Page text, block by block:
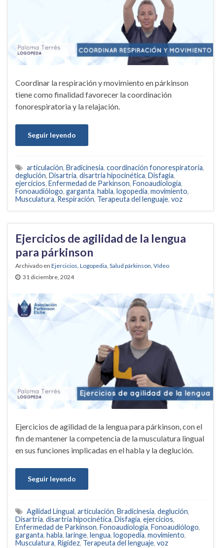
Coordinar la respiración y movimiento en párkinson
tiene como finalidad favorecer la coordinación
fonorespiratoria y la relajación.
Seguir leyendo
articulación, Bradicinesia, coordinación fonorespiratoria,
deglución, Disartria, disartria hipocinética, Disfagia,
ejercicios, Enfermedad de Parkinson, Fonoaudiología,
Fonoaudiólogo, garganta, habla, logopedia, movimiento,
Musculatura, Respiración, Terapeuta del lenguaje, voz
Ejercicios de agilidad de la lengua
para párkinson
Archivado en Ejercicios, Logopedia, Salud párkinson, Vídeo
31 diciembre, 2024
Ejercicios de agilidad de la lengua para párkinson, con el
fin de mantener la competencia de la musculatura lingual
en sus funciones implicadas en el habla y la deglución.
Seguir leyendo
Agilidad Lingual, articulación, Bradicinesia, deglución,
Disartria, disartria hipocinética, Disfagia, ejercicios,
Enfermedad de Parkinson, Fonoaudiología, Fonoaudiólogo,
garganta, habla, laringe, lengua, logopedia, movimiento,
Musculatura, Rigidez, Terapeuta del lenguaje, voz